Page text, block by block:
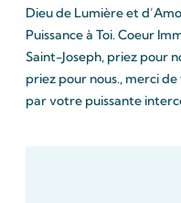
Dieu de Lumière et
Puissance à Toi. Coeur
Saint-Joseph, priez pour
priez pour nous., merci
par votre puissante